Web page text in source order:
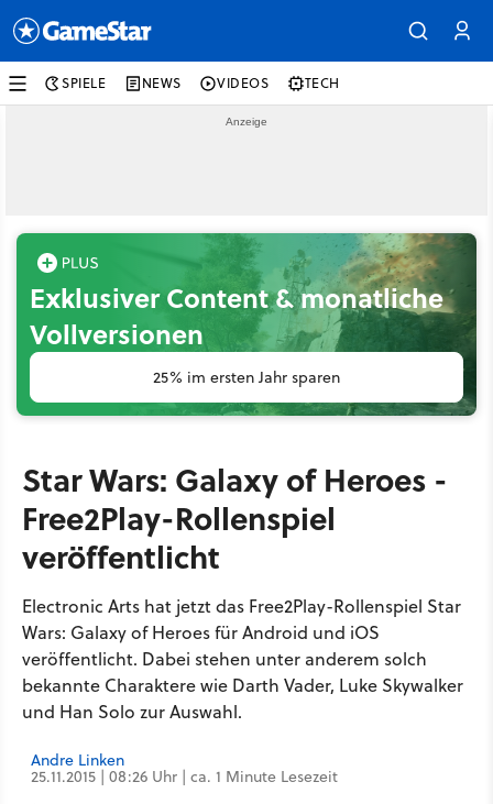
SPIELE NEWS VIDEOS TECH
Exklusiver Content & monatliche
Vollversionen
25% im ersten Jahr sparen
Star Wars: Galaxy of Heroes -
Free2Play-Rollenspiel
veröffentlicht
Electronic Arts hat jetzt das Free2Play-Rollenspiel Star
Wars: Galaxy of Heroes für Android und iOS
veröffentlicht. Dabei stehen unter anderem solch
bekannte Charaktere wie Darth Vader, Luke Skywalker
und Han Solo zur Auswahl.
Andre Linken
25.11.2015 | 08:26 Uhr | ca. 1 Minute Lesezeit